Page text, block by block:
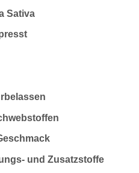
Sativa
und Zusatzstoffe